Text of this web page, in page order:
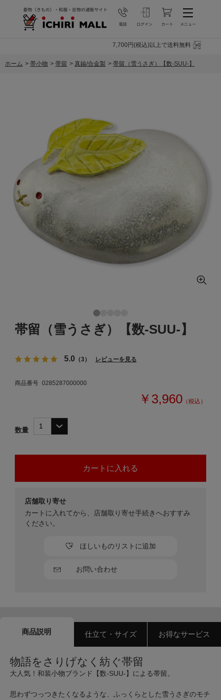
7,700円(税込)以上で送料無料
ホーム > 帯小物 > 帯留 > 真鍮/合金製 > 帯留（雪うさぎ）【数-SUU-】
帯留（雪うさぎ）【数-SUU-】
5.0 （3） レビューを見る
商品番号 0285287000000
￥3,960 （税込）
数量
お問い合わせ
ほしいものリストに追加
店舗取り寄せ
カートに入れてから、店舗取り寄せ手続きへおすすみ
ください。
商品説明 仕立て・サイズ お得なサービス
物語をさりげなく紡ぐ帯留
大人気！和装小物ブランド【数-SUU-】による帯留。
思わずつっつきたくなるような、ふっくらとした雪うさぎのモチ